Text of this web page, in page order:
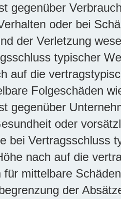
gegenüber
oder bei
der Verletzung
typischer
auf die
Folgeschäden
gegenüber
oder
bei Vertragsschluss
nach auf die
für mittelbare
der